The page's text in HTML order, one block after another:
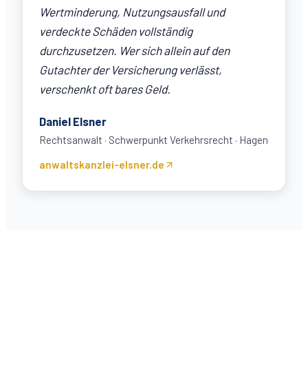
Wertminderung, Nutzungsausfall und
verdeckte Schäden vollständig
durchzusetzen. Wer sich allein auf den
Gutachter der Versicherung verlässt,
verschenkt oft bares Geld.
Daniel Elsner
Rechtsanwalt · Schwerpunkt Verkehrsrecht · Hagen
anwaltskanzlei-elsner.de